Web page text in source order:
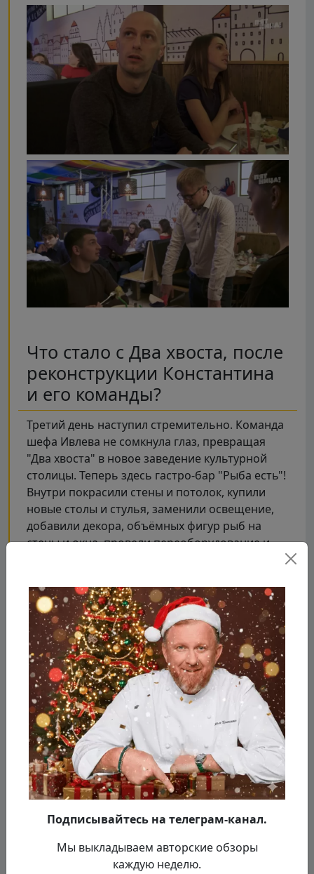
Что стало с Два хвоста, после
реконструкции Константина
и его команды?
Третий день наступил стремительно. Команда
шефа Ивлева не сомкнула глаз, превращая
"Два хвоста" в новое заведение культурной
столицы. Теперь здесь гастро-бар "Рыба есть"!
Внутри покрасили стены и потолок, купили
новые столы и стулья, заменили освещение,
добавили декора, объёмных фигур рыб на
стены и окна, провели переоборудование и
сотрудников - личный подарок от шефа!
Фишка гастро-бара - мини-закуски в виде
бутербродов с разными наполнениями и
барное меню, помимо этого есть ещё и
рыбные супы дня и бургер из креветок и
крабов!
Подписывайтесь на телеграм-канал.
Мы выкладываем авторские обзоры
каждую неделю.